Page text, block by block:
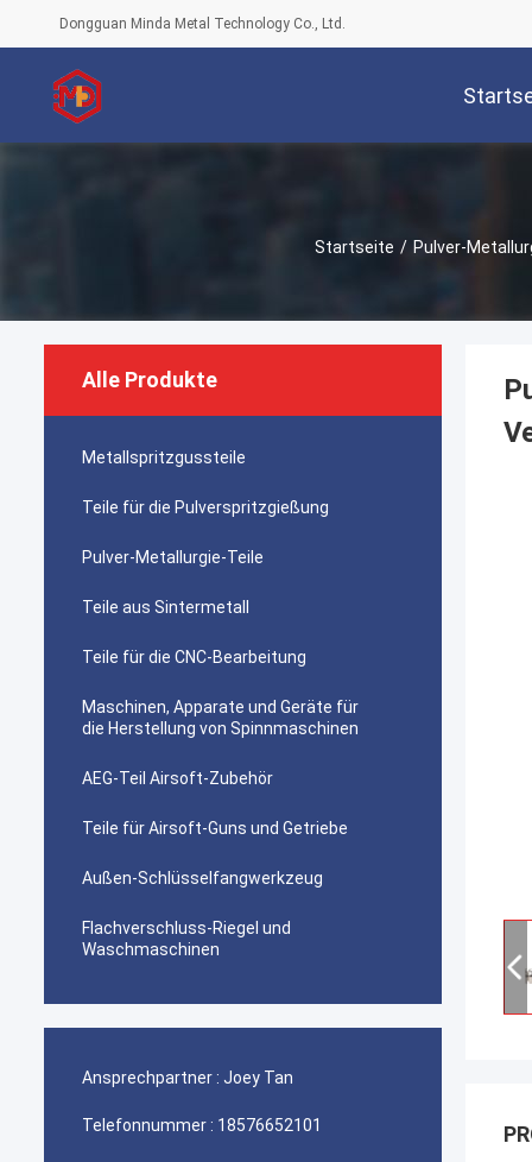
Dongguan Minda Metal Technology Co., Ltd.
Startseite / Pulver-
Alle Produkte
Metallspritzgussteile
Teile für die Pulverspritzgießung
Pulver-Metallurgie-Teile
Teile aus Sintermetall
Teile für die CNC-Bearbeitung
Maschinen, Apparate und Geräte für
die Herstellung von Spinnmaschinen
AEG-Teil Airsoft-Zubehör
Teile für Airsoft-Guns und Getriebe
Außen-Schlüsselfangwerkzeug
Flachverschluss-Riegel und
Waschmaschinen
Ansprechpartner : Joey Tan
Telefonnummer : 18576652101